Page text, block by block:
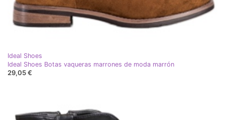
Ideal Shoes
Ideal Shoes Botas vaqueras marrones de moda marrón
29,05 €